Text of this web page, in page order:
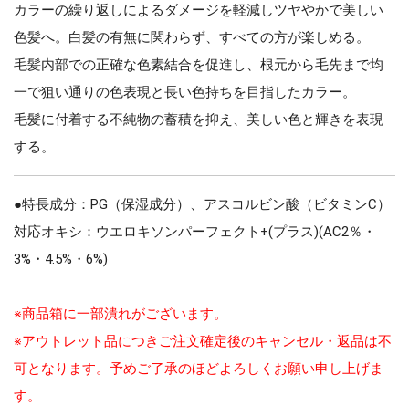
カラーの繰り返しによるダメージを軽減しツヤやかで美しい
色髪へ。白髪の有無に関わらず、すべての方が楽しめる。
毛髪内部での正確な色素結合を促進し、根元から毛先まで均
一で狙い通りの色表現と長い色持ちを目指したカラー。
毛髪に付着する不純物の蓄積を抑え、美しい色と輝きを表現
する。
●特長成分：PG（保湿成分）、アスコルビン酸（ビタミンC）
対応オキシ：ウエロキソンパーフェクト+(プラス)(AC2％・
3%・4.5%・6%)
※商品箱に一部潰れがございます。
※アウトレット品につきご注文確定後のキャンセル・返品は不
可となります。予めご了承のほどよろしくお願い申し上げま
す。